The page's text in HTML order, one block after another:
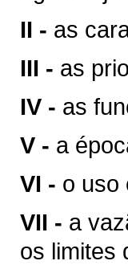
II - as
III - as
IV - as
V - a
VI - o uso
VII - a
os limites